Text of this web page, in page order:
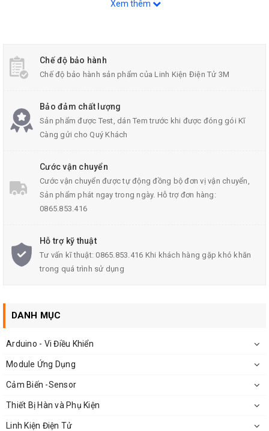
Điện trở Shunt 100A/75mV FL-2
Thông Số Kỹ Thuật:
Mức độ chính xác: 2-4000A.
Điều kiện môi trường: -40 ~ + 60 ℃, nhiệt độ tương đối
Tính chất cơ học của kháng: có thể chịu được tần số tác
động và khả năng tăng tốc vận chuyển thứ hai 6 giờ đến
Tải nhiệt: Những thay đổi về nhiệt độ ổn định, đánh giá
Xem thêm
Chế độ bảo hành
Chế độ bảo hành sản phẩm của Linh Kiện Điện Tử 3M
Bảo đảm chất lượng
Sản phẩm được Test, dán Tem trước khi được đóng gói Kĩ
Càng gửi cho Quý Khách
Cước vận chuyển
Cước vận chuyển được tự động đồng bộ đơn vị vận chuyển,
Sản phẩm phát ngay trong ngày. Hỗ trợ đơn hàng:
0865.853.416
Hỗ trợ kỹ thuật
Tư vấn kĩ thuật: 0865.853.416 Khi khách hàng gặp khó khăn
trong quá trình sử dụng
DANH MỤC
Arduino - Vi Điều Khiển
Module Ứng Dụng
Cảm Biến -Sensor
Thiết Bị Hàn và Phụ Kiện
Linh Kiện Điện Tử